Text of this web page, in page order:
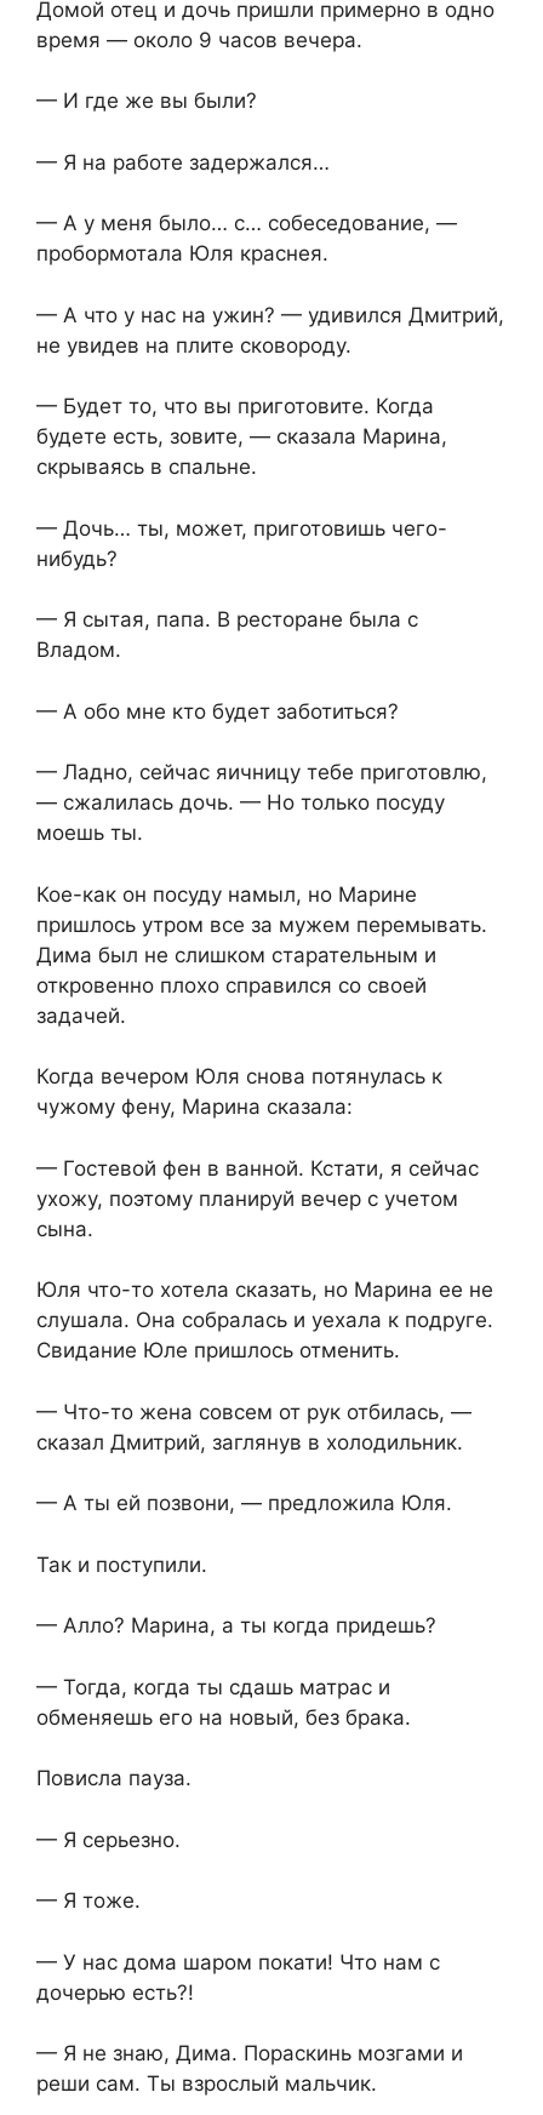
Домой отец и дочь пришли примерно в одно
время — около 9 часов вечера.
— И где же вы были?
— Я на работе задержался…
— А у меня было… с… собеседование, —
пробормотала Юля краснея.
— А что у нас на ужин? — удивился Дмитрий,
не увидев на плите сковороду.
— Будет то, что вы приготовите. Когда
будете есть, зовите, — сказала Марина,
скрываясь в спальне.
— Дочь… ты, может, приготовишь чего-
нибудь?
— Я сытая, папа. В ресторане была с
Владом.
— А обо мне кто будет заботиться?
— Ладно, сейчас яичницу тебе приготовлю,
— сжалилась дочь. — Но только посуду
моешь ты.
Кое-как он посуду намыл, но Марине
пришлось утром все за мужем перемывать.
Дима был не слишком старательным и
откровенно плохо справился со своей
задачей.
Когда вечером Юля снова потянулась к
чужому фену, Марина сказала:
— Гостевой фен в ванной. Кстати, я сейчас
ухожу, поэтому планируй вечер с учетом
сына.
Юля что-то хотела сказать, но Марина ее не
слушала. Она собралась и уехала к подруге.
Свидание Юле пришлось отменить.
— Что-то жена совсем от рук отбилась, —
сказал Дмитрий, заглянув в холодильник.
— А ты ей позвони, — предложила Юля.
Так и поступили.
— Алло? Марина, а ты когда придешь?
— Тогда, когда ты сдашь матрас и
обменяешь его на новый, без брака.
Повисла пауза.
— Я серьезно.
— Я тоже.
— У нас дома шаром покати! Что нам с
дочерью есть?!
— Я не знаю, Дима. Пораскинь мозгами и
реши сам. Ты взрослый мальчик.